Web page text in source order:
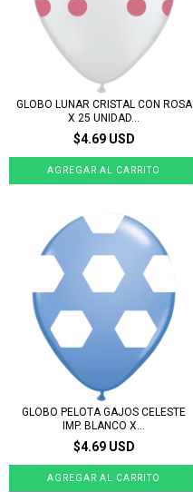
GLOBO LUNAR CRISTAL CON ROSA
X 25 UNIDAD...
$4.69 USD
GLOBO PELOTA GAJOS CELESTE
IMP. BLANCO X...
$4.69 USD